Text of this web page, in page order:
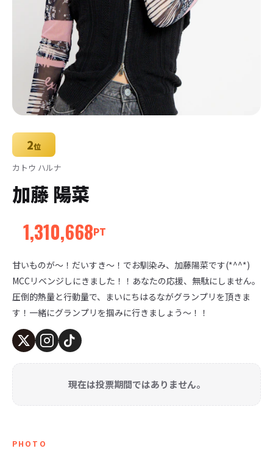
2位
カトウ ハルナ
加藤 陽菜
1,310,668PT
甘いものが〜！だいすき〜！でお馴染み、加藤陽菜です(*^^*)
MCCリベンジしにきました！！あなたの応援、無駄にしません。
圧倒的熱量と行動量で、まいにちはるながグランプリを頂きま
す！一緒にグランプリを掴みに行きましょう〜！！
現在は投票期間ではありません。
PHOTO